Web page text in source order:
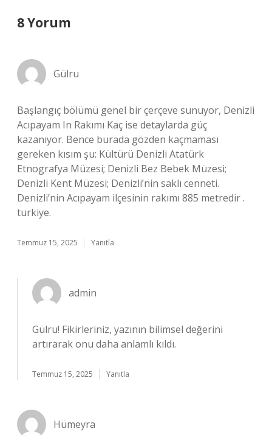
8 Yorum
Gülru
Başlangıç bölümü genel bir çerçeve sunuyor, Denizli
Acıpayam In Rakımı Kaç ise detaylarda güç
kazanıyor. Bence burada gözden kaçmaması
gereken kısım şu: Kültürü Denizli Atatürk
Etnografya Müzesi; Denizli Bez Bebek Müzesi;
Denizli Kent Müzesi; Denizli’nin saklı cenneti.
Denizli’nin Acıpayam ilçesinin rakımı 885 metredir .
turkiye.
Temmuz 15, 2025 Yanıtla
admin
Gülru! Fikirleriniz, yazının bilimsel değerini
artırarak onu daha anlamlı kıldı.
Temmuz 15, 2025 Yanıtla
Hümeyra